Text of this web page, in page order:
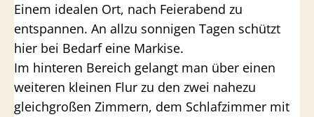
Einem idealen Ort, nach Feierabend zu
entspannen. An allzu sonnigen Tagen schützt
hier bei Bedarf eine Markise.
Im hinteren Bereich gelangt man über einen
weiteren kleinen Flur zu den zwei nahezu
gleichgroßen Zimmern, dem Schlafzimmer mit